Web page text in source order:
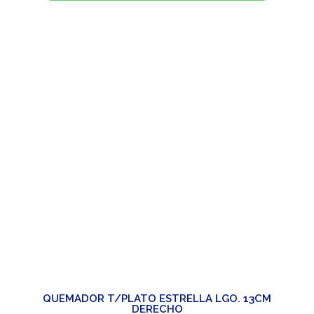
QUEMADOR T/PLATO ESTRELLA LGO. 13CM
DERECHO